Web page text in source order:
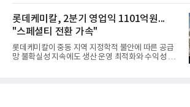
분야를
체별로 엇갈린 가운데 하반기 신작 흥행과 해외 시장
성과가 실적을 좌우할 핵심 변수로 떠오르고 있다.8일
업계에 따르면 올해 상반기 게임업계는 기업별 성적
표가 크게 갈렸다. 대표적으로 크래프톤은 'PUBG: 배
틀그라운드'의 안정적인 성장에 힘입어 상반기 연결
기준 매출 2조6616억원, 영업이익 9725억원으로 역
대 최대 실적을 기록했다. 엔씨도 올해 출시한 '아이온
롯데케미칼, 2분기 영업익 1101억원...
"스페셜티 전환 가속"
롯데케미칼이 중동 지역 지정학적 불안에 따른 공급
망 불확실성 지속에도 생산 운영 최적화와 수익성 중